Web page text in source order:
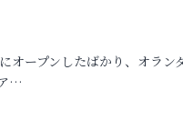
オープンしたばかり、オラン
…